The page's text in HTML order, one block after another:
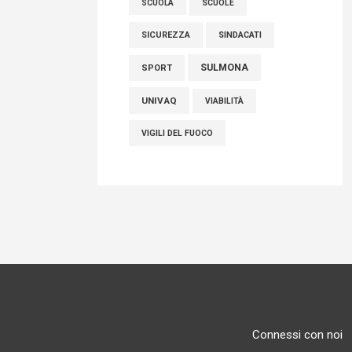
SCUOLA SCUOLE
SICUREZZA SINDACATI
SPORT SULMONA
UNIVAQ VIABILITÀ
VIGILI DEL FUOCO
Connessi con noi